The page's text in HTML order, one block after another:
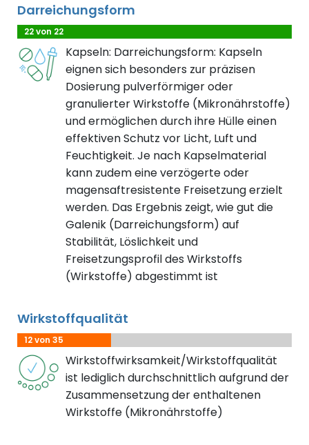
Darreichungsform
22 von 22
Kapseln: Darreichungsform: Kapseln
eignen sich besonders zur präzisen
Dosierung pulverförmiger oder
granulierter Wirkstoffe (Mikronährstoffe)
und ermöglichen durch ihre Hülle einen
effektiven Schutz vor Licht, Luft und
Feuchtigkeit. Je nach Kapselmaterial
kann zudem eine verzögerte oder
magensaftresistente Freisetzung erzielt
werden. Das Ergebnis zeigt, wie gut die
Galenik (Darreichungsform) auf
Stabilität, Löslichkeit und
Freisetzungsprofil des Wirkstoffs
(Wirkstoffe) abgestimmt ist
Wirkstoffqualität
12 von 35
Wirkstoffwirksamkeit/Wirkstoffqualität
ist lediglich durchschnittlich aufgrund der
Zusammensetzung der enthaltenen
Wirkstoffe (Mikronährstoffe)